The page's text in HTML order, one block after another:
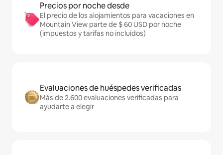
Precios por noche desde
El precio de los alojamientos para vacaciones en
Mountain View parte de $ 60 USD por noche
(impuestos y tarifas no incluidos)
Evaluaciones de huéspedes verificadas
Más de 2.600 evaluaciones verificadas para
ayudarte a elegir